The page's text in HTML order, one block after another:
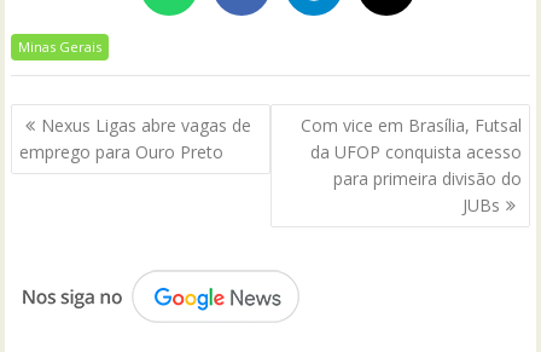
Minas Gerais
Navegação
de
Post
Nexus Ligas abre vagas de
emprego para Ouro Preto
Com vice em Brasília, Futsal
da UFOP conquista acesso
para primeira divisão do
JUBs